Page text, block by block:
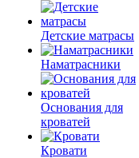
Детские матрасы
Наматрасники
Основания для
кроватей
Кровати